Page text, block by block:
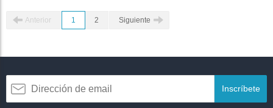
Anterior 1 2 Siguiente
Inscríbete